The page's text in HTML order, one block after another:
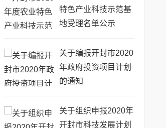
特色产业科技示范基
地受理名单公示
关于编报开封市2020
年政府投资项目计划
的通知
关于组织申报2020年
开封市科技发展计划